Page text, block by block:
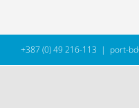
+387 (0) 49 216-113 | port-